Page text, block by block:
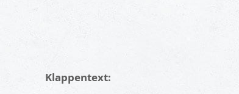
Klappentext: